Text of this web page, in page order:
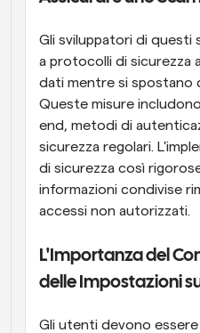
Gli sviluppatori di questi
a protocolli di sicurezza
dati mentre si spostano
Queste misure
end, metodi di
sicurezza regolari.
di sicurezza così
informazioni condivise
accessi non autorizzati.
L'Importanza del
delle Impostazioni
Gli utenti devono